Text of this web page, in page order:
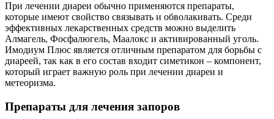
При лечении диареи обычно применяются препараты,
которые имеют свойство связывать и обволакивать. Среди
эффективных лекарственных средств можно выделить
Алмагель, Фосфалюгель, Маалокс и активированный уголь.
Имодиум Плюс является отличным препаратом для борьбы с
диареей, так как в его состав входит симетикон – компонент,
который играет важную роль при лечении диареи и
метеоризма.
Препараты для лечения запоров